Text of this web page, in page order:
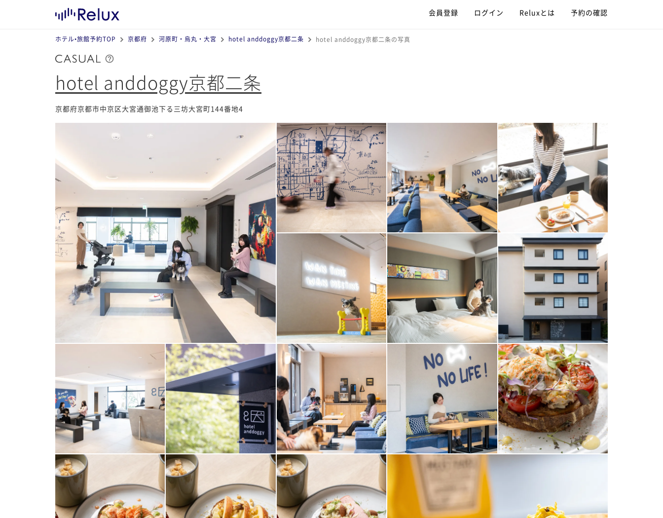
会員登録 ログイン Reluxとは 予約の確認
ホテル•旅館予約TOP 京都府 河原町・烏丸・大宮 hotel anddoggy京都二条 hotel anddoggy京都二条の写真
hotel anddoggy京都二条
京都府京都市中京区大宮通御池下る三坊大宮町144番地4